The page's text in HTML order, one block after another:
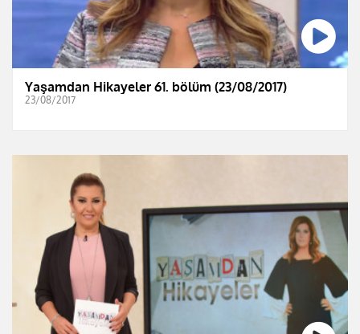
Yaşamdan Hikayeler 61. bölüm (23/08/2017)
23/08/2017